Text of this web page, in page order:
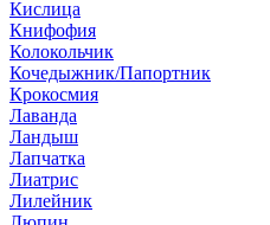
Кислица
Книфофия
Колокольчик
Кочедыжник/Папортник
Крокосмия
Лаванда
Ландыш
Лапчатка
Лиатрис
Лилейник